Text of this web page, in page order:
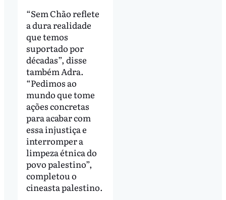
“Sem Chão reflete
a dura realidade
que temos
suportado por
décadas”, disse
também Adra.
“Pedimos ao
mundo que tome
ações concretas
para acabar com
essa injustiça e
interromper a
limpeza étnica do
povo palestino”,
completou o
cineasta palestino.